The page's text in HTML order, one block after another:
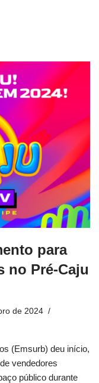
para
no Pré-Caju
de 2024
(Emsurb) deu início,
vendedores
público durante